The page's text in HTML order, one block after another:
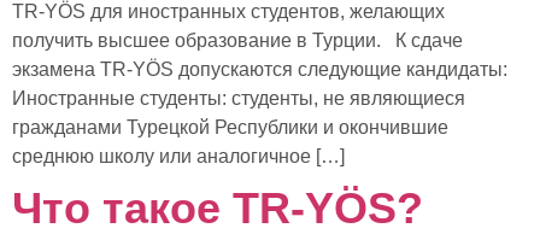
TR-YÖS для иностранных студентов, желающих
получить высшее образование в Турции. К сдаче
экзамена TR-YÖS допускаются следующие кандидаты:
Иностранные студенты: студенты, не являющиеся
гражданами Турецкой Республики и окончившие
среднюю школу или аналогичное […]
Что такое TR-YÖS?